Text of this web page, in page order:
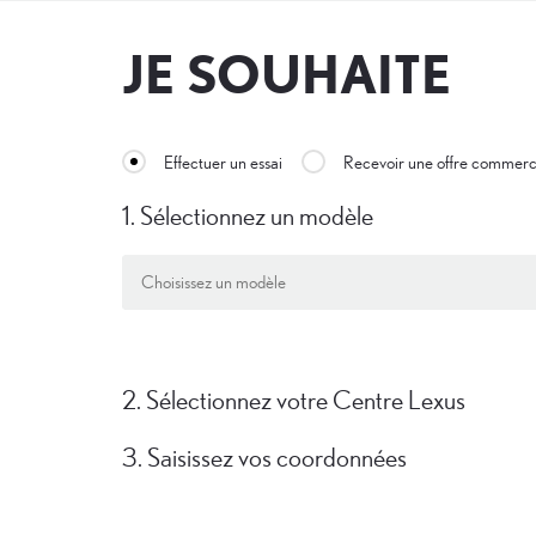
JE SOUHAITE
Effectuer un essai Recevoir une offre
1. Sélectionnez un modèle
2. Sélectionnez votre Centre Lexus
3. Saisissez vos coordonnées